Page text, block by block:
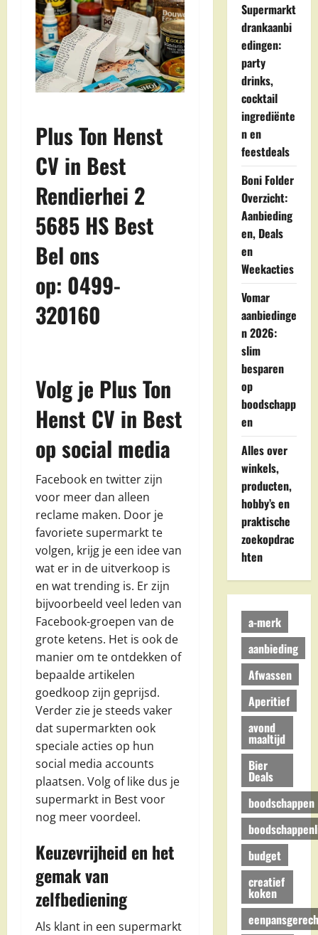
Plus Ton Henst
CV in Best
Rendierhei 2
5685 HS Best
Bel ons
op: 0499-
320160
Volg je Plus Ton
Henst CV in Best
op social media
Facebook en twitter zijn
voor meer dan alleen
reclame maken. Door je
favoriete supermarkt te
volgen, krijg je een idee van
wat er in de uitverkoop is
en wat trending is. Er zijn
bijvoorbeeld veel leden van
Facebook-groepen van de
grote ketens. Het is ook de
manier om te ontdekken of
bepaalde artikelen
goedkoop zijn geprijsd.
Verder zie je steeds vaker
dat supermarkten ook
speciale acties op hun
social media accounts
plaatsen. Volg of like dus je
supermarkt in Best voor
nog meer voordeel.
Keuzevrijheid en het
gemak van
zelfbediening
Als klant in een supermarkt
Supermarkt
drankaanbi
edingen:
party
drinks,
cocktail
ingrediënte
n en
feestdeals
Boni Folder
Overzicht:
Aanbieding
en, Deals
en
Weekacties
Vomar
aanbiedinge
n 2026:
slim
besparen
op
boodschapp
en
Alles over
winkels,
producten,
hobby’s en
praktische
zoekopdrac
hten
a-merk
aanbieding
Afwassen
Aperitief
avond
maaltijd
Bier
Deals
boodschappen
budget
creatief
koken